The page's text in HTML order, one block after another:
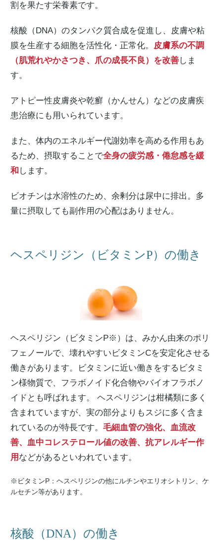
割を果たす栄養素です。
核酸（DNA）のタンパク質合成を促進し、皮膚や粘
膜を生産する細胞を活性化・正常化。 皮膚系の不調
（肌荒れやかさつき、爪の成長不良）を改善しま
す。
アトピー性皮膚炎や乾癬（かんせん）などの皮膚疾
患治療にも用いられています。
また、体内のエネルギー代謝効率を高める作用もあ
るため、摂取することで全身の疲労感・倦怠感を緩
和 します。
ビオチンは水溶性のため、余剰分は尿中に排出。多
量に摂取しても副作用の心配はありません。
ヘスペリジン（ビタミンP）の働き
ヘスペリジン（ビタミンP※）は、みかん由来のポリ
フェノールで、壊れやすいビタミンCを安定化させる
働きがあります。ビタミンに近い働きをするビタミ
ン様物質で、フラボノイド化合物やバイオフラボノ
イドとも呼ばれます。 ヘスペリジンは柑橘類に多く
含まれていますが、実の部分よりもスジに多く含ま
れているのが特長です。 毛細血管の強化、血流改
善、血中コレステロール値の改善、抗アレルギー作
用 などがあるといわれています。
※ビタミンP：ヘスペリジンの他にルチンやエリオシトリン、ケ
ルセチン等があります。
核酸（DNA）の働き